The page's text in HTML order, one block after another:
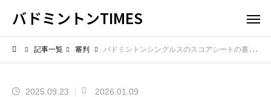
バドミントンTIMES
記事一覧 審判 バドミントンシングルスのスコアシートの書き方ガイド
2025.09.23 2026.01.09